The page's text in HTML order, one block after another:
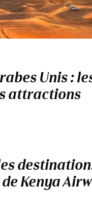
Unis :
attractions
Kenya